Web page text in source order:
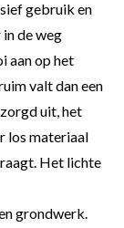
gebruik en
de weg
aan op het
valt dan een
uit, het
los materiaal
Het lichte
grondwerk.